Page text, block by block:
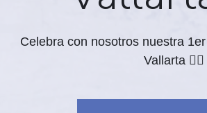
Celebra con nosotros nuestra
Vallarta 🏳️‍🌈